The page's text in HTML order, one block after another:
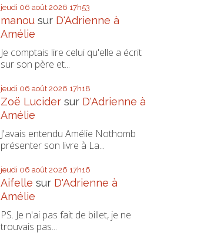
jeudi 06 août 2026 17h53
manousur D'Adrienne à
Amélie
Je comptais lire celui qu'elle a écrit
sur son père et...
jeudi 06 août 2026 17h18
Zoë Lucidersur D'Adrienne à
Amélie
J'avais entendu Amélie Nothomb
présenter son livre à La...
jeudi 06 août 2026 17h16
Aifelle sur D'Adrienne à
Amélie
PS. Je n'ai pas fait de billet, je ne
trouvais pas...